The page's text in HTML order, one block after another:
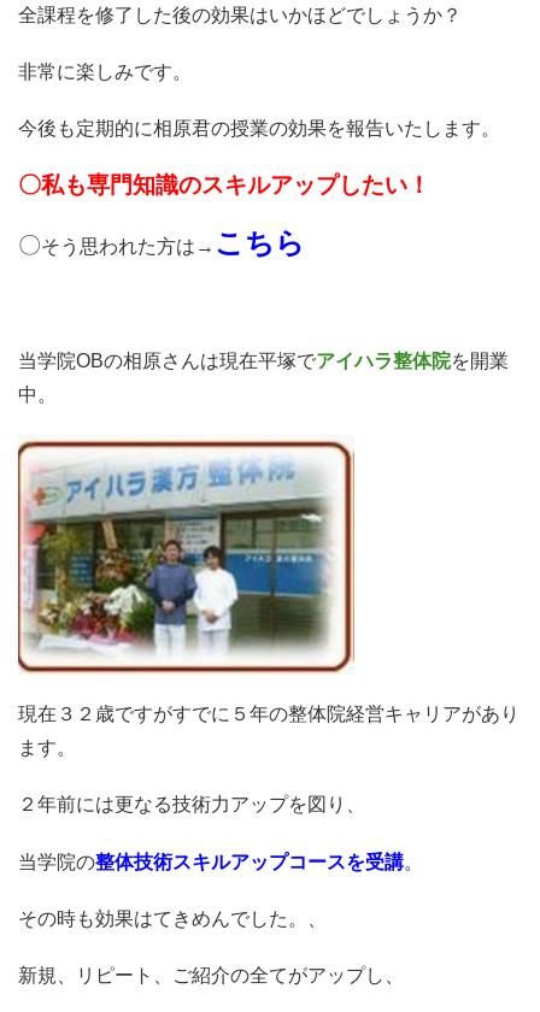
全課程を修了した後の効果はいかほどでしょうか？
非常に楽しみです。
今後も定期的に相原君の授業の効果を報告いたします。
〇私も専門知識のスキルアップしたい！
〇そう 思われた方は→ こちら
当学院OBの相原さんは現在平塚でアイハラ整体院を開業
中。
現在３２歳ですがすでに５年の整体院経営キャリアがあり
ます。
２年前には更なる技術力アップを図り、
当学院の整体技術スキルアップコースを受講。
その時も効果はてきめんでした。、
新規、リピート、ご紹介の全てがアップし、